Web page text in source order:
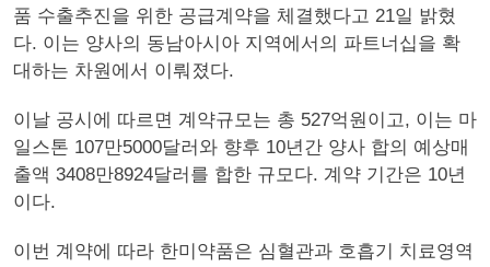
품 수출추진을 위한 공급계약을 체결했다고 21일 밝혔
다. 이는 양사의 동남아시아 지역에서의 파트너십을 확
대하는 차원에서 이뤄졌다.
이날 공시에 따르면 계약규모는 총 527억원이고, 이는 마
일스톤 107만5000달러와 향후 10년간 양사 합의 예상매
출액 3408만8924달러를 합한 규모다. 계약 기간은 10년
이다.
이번 계약에 따라 한미약품은 심혈관과 호흡기 치료영역